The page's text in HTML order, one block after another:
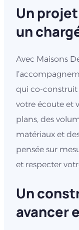
Un
un
Avec Maisons
qui co-construit
votre écoute et
plans, des
matériaux et
pensée sur
et respecter
Un
avancer